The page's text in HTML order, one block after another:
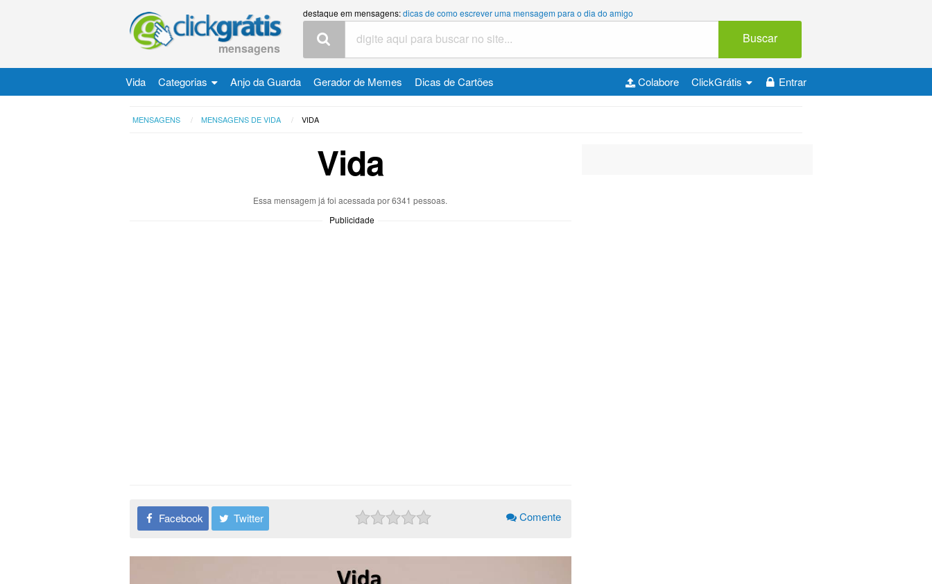
mensagens
destaque em mensagens:dicas de como escrever uma mensagem para o dia do amigo
Buscar
Vida Categorias Entrar
ClickGrátis
Colabore
Anjo da Guarda Gerador de Memes Dicas de Cartões
MENSAGENS MENSAGENS DE VIDA VIDA
Vida
Essa mensagem já foi acessada por 6341 pessoas.
Publicidade
Facebook Twitter Comente